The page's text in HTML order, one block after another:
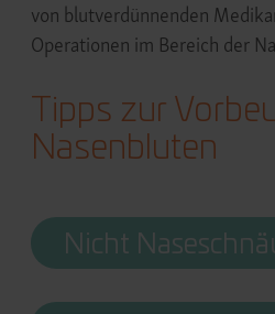
von blutverdünnenden
Operationen im Bereich der
Tipps zur
Nasenbluten
Nicht